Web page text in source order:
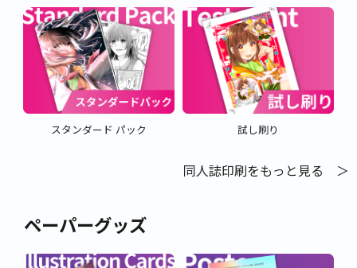
スタンダード パック 試し刷り
同人誌印刷をもっと見る ＞
ペーパーグッズ